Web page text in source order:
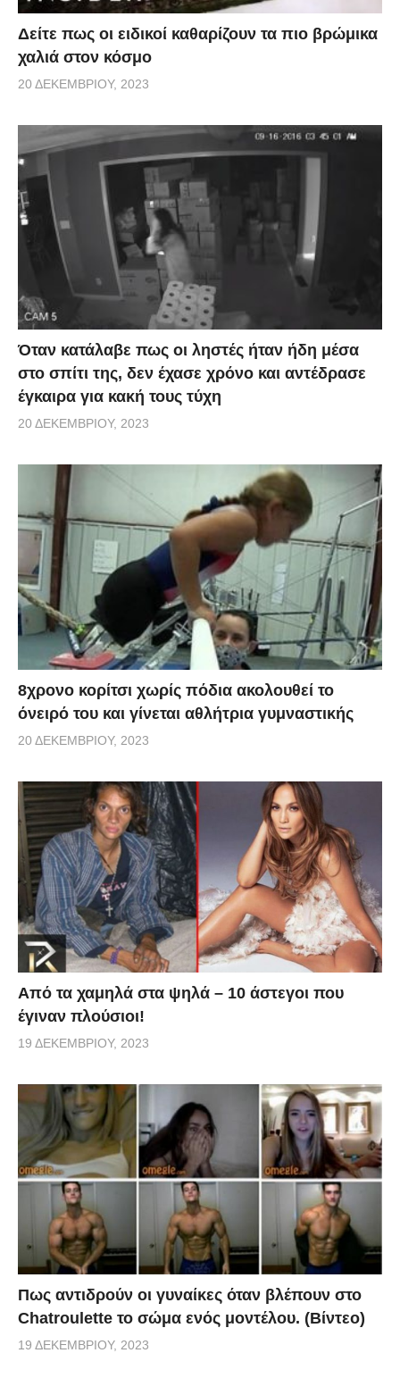
Δείτε πως οι ειδικοί καθαρίζουν τα πιο βρώμικα
χαλιά στον κόσμο
20 ΔΕΚΕΜΒΡΊΟΥ, 2023
Όταν κατάλαβε πως οι ληστές ήταν ήδη μέσα
στο σπίτι της, δεν έχασε χρόνο και αντέδρασε
έγκαιρα για κακή τους τύχη
20 ΔΕΚΕΜΒΡΊΟΥ, 2023
8χρονο κορίτσι χωρίς πόδια ακολουθεί το
όνειρό του και γίνεται αθλήτρια γυμναστικής
20 ΔΕΚΕΜΒΡΊΟΥ, 2023
Από τα χαμηλά στα ψηλά – 10 άστεγοι που
έγιναν πλούσιοι!
19 ΔΕΚΕΜΒΡΊΟΥ, 2023
Πως αντιδρούν οι γυναίκες όταν βλέπουν στο
Chatroulette το σώμα ενός μοντέλου. (Βίντεο)
19 ΔΕΚΕΜΒΡΊΟΥ, 2023